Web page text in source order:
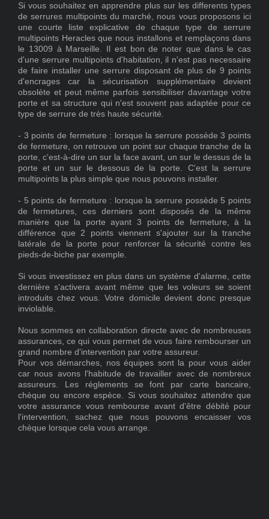
Si vous souhaitez en apprendre plus sur les differents types
de serrures multipoints du marché, nous vous proposons ici
une courte liste explicative de chaque type de serrure
multipoints Heraclesque nous installons et remplaçons dans
le 13009 à Marseille. Il est bon de noter que dans le cas
d'une serrure multipoints d'habitation, il n'est pas necessaire
de faire installer une serrure disposant de plus de 9 points
d'encrages car la sécurisation supplémentaire devient
obsolète et peut même parfois sensibiliser davantage votre
porte et sa structure qui n'est souvent pas adaptée pour ce
type de serrure de très haute sécurité.
- 3 points de fermeture : lorsque la serrure possède 3 points
de fermeture, on retrouve un point sur chaque tranche de la
porte, c'est-à-dire un sur la face avant, un sur le dessus de la
porte et un sur le dessous de la porte. C'est la serrure
multipoints la plus simple que nous pouvons installer.
- 5 points de fermeture : lorsque la serrure possède 5 points
de fermetures, ces derniers sont disposés de la même
manière que la porte ayant 3 points de fermeture, à la
différence que 2 points viennent s'ajouter sur la tranche
latérale de la porte pour renforcer la sécurité contre les
pieds-de-biche par exemple.
Si vous investissez en plus dans un système d'alarme, cette
dernière s'activera avant même que les voleurs se soient
introduits chez vous. Votre domicile devient donc presque
inviolable.
Nous sommes en collaboration directe avec de nombreuses
assurances, ce qui vous permet de vous faire rembourser un
grand nombre d'intervention par votre assureur.
Pour vos démarches, nos équipes sont la pour vous aider
car nous avons l'habitude de travailler avec de nombreux
assureurs. Les réglements se font par carte bancaire,
chèque ou encore espèce. Si vous souhaitez attendre que
votre assurance vous rembourse avant d'être débité pour
l'intervention, sachez que nous pouvons encaisser vos
chèque lorsque cela vous arrange.